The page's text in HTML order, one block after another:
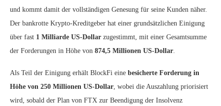
und kommt damit der vollständigen Genesung für seine Kunden näher.
Der bankrotte Krypto-Kreditgeber hat einer grundsätzlichen Einigung
über fast 1 Milliarde US-Dollar zugestimmt, mit einer Gesamtsumme
der Forderungen in Höhe von 874,5 Millionen US-Dollar
Als Teil der Einigung erhält BlockFi eine besicherte Forderung in
Höhe von 250 Millionen US-Dollar , wobei die Auszahlung priorisiert
wird, sobald der Plan von FTX zur Beendigung der Insolvenz